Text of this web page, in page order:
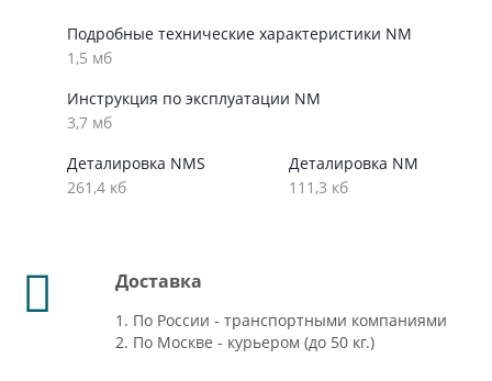
Подробные технические характеристики NM
1,5 мб
Инструкция по эксплуатации NM
3,7 мб
Деталировка NMS
261,4 кб
Деталировка NM
111,3 кб
Доставка
1. По России - транспортными компаниями
2. По Москве - курьером (до 50 кг.)